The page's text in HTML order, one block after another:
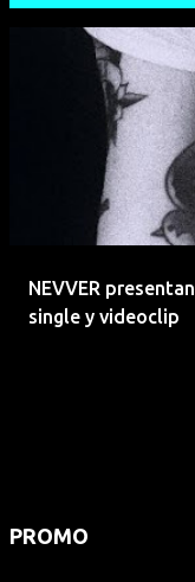
NEVVER
single y videoclip
PROMO